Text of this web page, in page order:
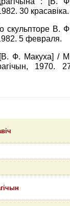
30 красавіка.
скульпторе В.
5 февраля.
Ф. Макуха] /
1970.